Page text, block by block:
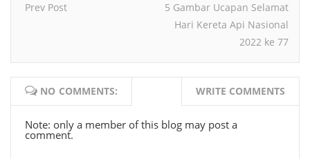
Prev Post
5 Gambar Ucapan Selamat
Hari Kereta Api Nasional
2022 ke 77
NO COMMENTS: WRITE COMMENTS
Note: only a member of this blog may post a
comment.